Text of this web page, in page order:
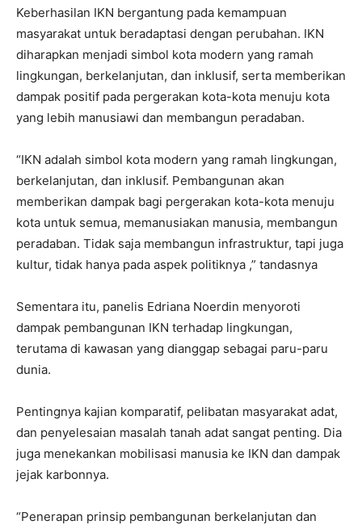
Keberhasilan IKN bergantung pada kemampuan
masyarakat untuk beradaptasi dengan perubahan. IKN
diharapkan menjadi simbol kota modern yang ramah
lingkungan, berkelanjutan, dan inklusif, serta memberikan
dampak positif pada pergerakan kota-kota menuju kota
yang lebih manusiawi dan membangun peradaban.
“IKN adalah simbol kota modern yang ramah lingkungan,
berkelanjutan, dan inklusif. Pembangunan akan
memberikan dampak bagi pergerakan kota-kota menuju
kota untuk semua, memanusiakan manusia, membangun
peradaban. Tidak saja membangun infrastruktur, tapi juga
kultur, tidak hanya pada aspek politiknya ,” tandasnya
Sementara itu, panelis Edriana Noerdin menyoroti
dampak pembangunan IKN terhadap lingkungan,
terutama di kawasan yang dianggap sebagai paru-paru
dunia.
Pentingnya kajian komparatif, pelibatan masyarakat adat,
dan penyelesaian masalah tanah adat sangat penting. Dia
juga menekankan mobilisasi manusia ke IKN dan dampak
jejak karbonnya.
“Penerapan prinsip pembangunan berkelanjutan dan